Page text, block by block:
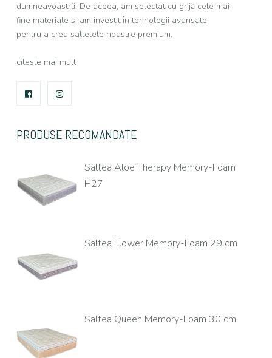
dumneavoastră. De aceea, am selectat cu grijă cele mai
fine materiale și am investit în tehnologii avansate
pentru a crea saltelele noastre premium.
citeste mai mult
FACEBOOK
PRODUSE RECOMANDATE
Saltea Aloe Therapy Memory-Foam
H27
Saltea Flower Memory-Foam 29 cm
Saltea Queen Memory-Foam 30 cm